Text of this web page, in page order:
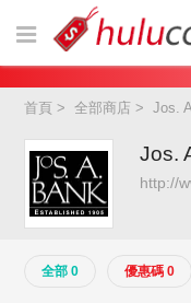
首頁 >全部商店 >Jos.
Jos.
http://
全部 0 優惠碼 0